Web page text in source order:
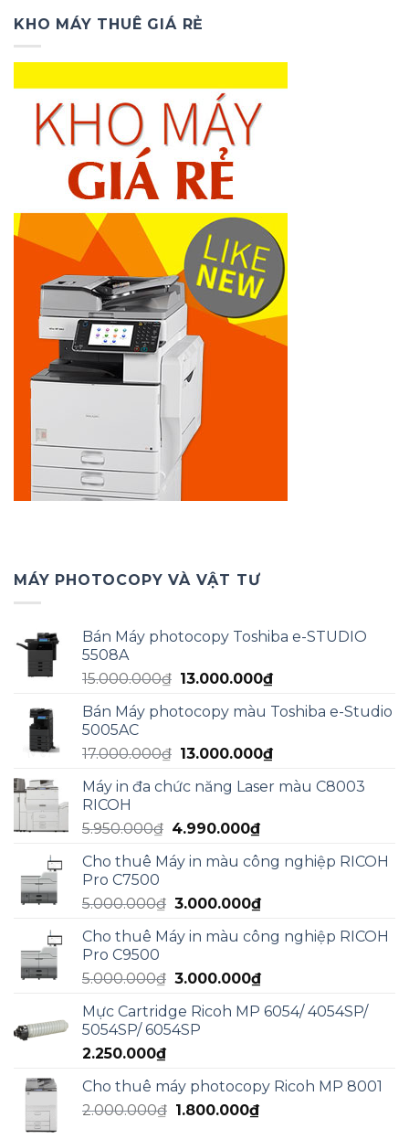
2.000.000₫.
KHO MÁY THUÊ GIÁ RẺ
MÁY PHOTOCOPY VÀ VẬT TƯ
Bán Máy photocopy Toshiba e-STUDIO
5508A
15.000.000₫ Giá
là:
13.000.000₫Giá
tại
13.000.000₫.
Bán Máy photocopy màu Toshiba e-Studio
5005AC
17.000.000₫ Giá
là:
13.000.000₫Giá
tại
Máy in đa chức năng Laser màu C8003
RICOH
5.950.000₫ Giá
là:
4.990.000₫Giá
tại
4.990.000₫.
Cho thuê Máy in màu công nghiệp RICOH
Pro C7500
5.000.000₫ Giá
là:
3.000.000₫Giá
tại
3.000.000₫.
Cho thuê Máy in màu công nghiệp RICOH
Pro C9500
5.000.000₫ Giá
là:
5.000.000₫.
3.000.000₫Giá
tại
Mực Cartridge Ricoh MP 6054/ 4054SP/
5054SP/ 6054SP
2.250.000₫
Cho thuê máy photocopy Ricoh MP 8001
2.000.000₫ Giá
1.800.000₫Giá